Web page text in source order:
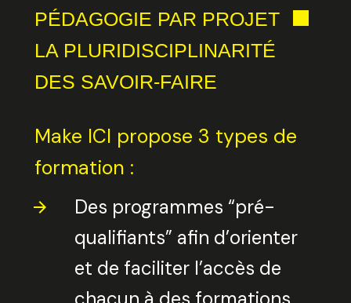
PÉDAGOGIE PAR PROJET
LA PLURIDISCIPLINARITÉ
DES SAVOIR-FAIRE
Make ICI propose 3 types de
formation :
Des programmes “pré-
qualifiants” afin d’orienter
et de faciliter l’accès de